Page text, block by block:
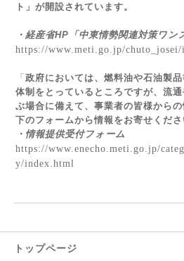
ト」が開設されています。
・経産省HP「中東情勢関連対策ワン
https://www.meti.go.jp/
「 政府においては、燃料油や石油製
体制をとっているところですが、流
ぶ場合に備えて、事業者の皆様から
下のフォームから情報をお寄せくださ
・情報提供受付フォーム
https://www.enecho.meti.go.jp/
y/index.html
トップページ